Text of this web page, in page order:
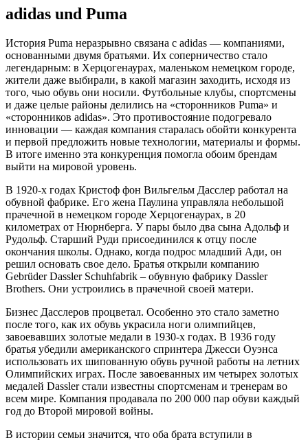
adidas und Puma
История Puma неразрывно связана с adidas — компаниями,
основанными двумя братьями. Их соперничество стало
легендарным: в Херцогенаурах, маленьком немецком городе,
жители даже выбирали, в какой магазин заходить, исходя из
того, чью обувь они носили. Футбольные клубы, спортсмены
и даже целые районы делились на «сторонников Puma» и
«сторонников adidas». Это противостояние подогревало
инновации — каждая компания старалась обойти конкурента
и первой предложить новые технологии, материалы и формы.
В итоге именно эта конкуренция помогла обоим брендам
выйти на мировой уровень.
В 1920-х годах Кристоф фон Вильгельм Дасслер работал на
обувной фабрике. Его жена Паулина управляла небольшой
прачечной в немецком городе Херцогенаурах, в 20
километрах от Нюрнберга. У пары было два сына Адольф и
Рудольф. Старший Руди присоединился к отцу после
окончания школы. Однако, когда подрос младший Ади, он
решил основать свое дело. Братья открыли компанию
Gebrüder Dassler Schuhfabrik – обувную фабрику Dassler
Brothers. Они устроились в прачечной своей матери.
Бизнес Дасслеров процветал. Особенно это стало заметно
после того, как их обувь украсила ноги олимпийцев,
завоевавших золотые медали в 1930-х годах. В 1936 году
братья убедили американского спринтера Джесси Оуэнса
использовать их шипованную обувь ручной работы на летних
Олимпийских играх. После завоеванных им четырех золотых
медалей Dassler стали известны спортсменам и тренерам во
всем мире. Компания продавала по 200 000 пар обуви каждый
год до Второй мировой войны.
В истории семьи значится, что оба брата вступили в